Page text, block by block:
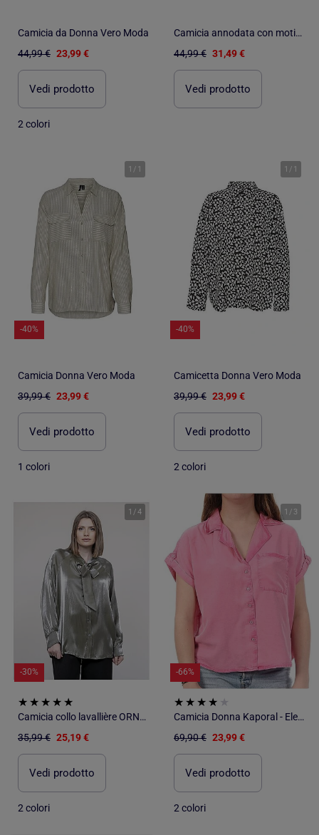
Camicia da Donna Vero Moda
44,99 € 23,99 €
Vedi prodotto
2 colori
Camicia annodata con motivi OBERDA
44,99 € 31,49 €
Vedi prodotto
1 / 1
-40%
Camicia Donna Vero Moda
39,99 € 23,99 €
Vedi prodotto
1 colori
1 / 1
-40%
Camicetta Donna Vero Moda
39,99 € 23,99 €
Vedi prodotto
2 colori
1 /4
-30%
Camicia collo lavallière ORNELLA
35,99 € 25,19 €
Vedi prodotto
2 colori
1 / 3
-66%
Camicia Donna Kaporal - Eleganza e Stile
69,90 € 23,99 €
Vedi prodotto
2 colori